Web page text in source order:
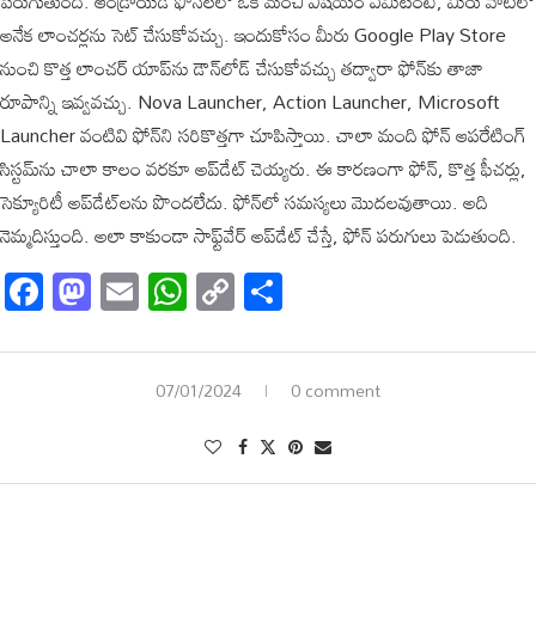
అనేక లాంచర్లను సెట్ చేసుకోవచ్చు. ఇందుకోసం మీరు Google Play Store
నుంచి కొత్త లాంచర్ యాప్‌ను డౌన్‌లోడ్ చేసుకోవచ్చు తద్వారా ఫోన్‌కు తాజా
రూపాన్ని ఇవ్వవచ్చు. Nova Launcher, Action Launcher, Microsoft
Launcher వంటివి ఫోన్‌ని సరికొత్తగా చూపిస్తాయి. చాలా మంది ఫోన్ ఆపరేటింగ్
సిస్టమ్‌ను చాలా కాలం వరకూ అప్‌డేట్ చెయ్యరు. ఈ కారణంగా ఫోన్, కొత్త ఫీచర్లు,
సెక్యూరిటీ అప్‌డేట్‌లను పొందలేదు. ఫోన్‌లో సమస్యలు మొదలవుతాయి. అది
నెమ్మదిస్తుంది. అలా కాకుండా సాఫ్ట్‌వేర్ అప్‌డేట్ చేస్తే, ఫోన్ పరుగులు పెడుతుంది.
Facebook
Mastodon
EmailWhatsApp
Copy
Link
07/01/2024 0 comment